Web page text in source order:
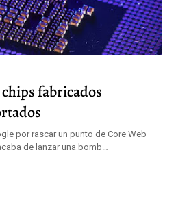
chips fabricados
por rascar un punto de Core Web
de lanzar una bomb…